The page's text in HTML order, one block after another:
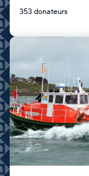
353 donateurs